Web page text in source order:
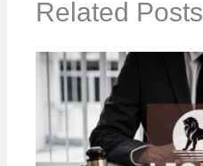
Related Posts